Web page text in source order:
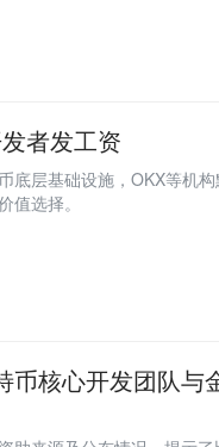
者发工资
底层基础设施，OKX等机构
值选择。
币核心开发团队与